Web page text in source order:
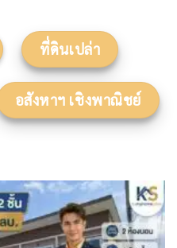
ที่ดินเปล่า
อสังหาฯ เชิงพาณิชย์